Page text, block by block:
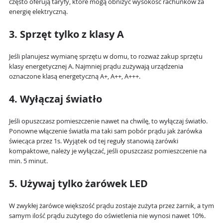
często oferują taryfy, które mogą obniżyć wysokość rachunków za
energię elektryczną.
3. Sprzęt tylko z klasy A
Jeśli planujesz wymianę sprzętu w domu, to rozważ zakup sprzętu
klasy energetycznej A. Najmniej prądu zużywają urządzenia
oznaczone klasą energetyczną A+, A++, A+++.
4. Wyłączaj światło
Jeśli opuszczasz pomieszczenie nawet na chwilę, to wyłączaj światło.
Ponowne włączenie światła ma taki sam pobór prądu jak żarówka
świecąca przez 1s. Wyjątek od tej reguły stanowią żarówki
kompaktowe, należy je wyłączać, jeśli opuszczasz pomieszczenie na
min. 5 minut.
5. Używaj tylko żarówek LED
W zwykłej żarówce większość prądu zostaje zużyta przez żarnik, a tym
samym ilość prądu zużytego do oświetlenia nie wynosi nawet 10%.